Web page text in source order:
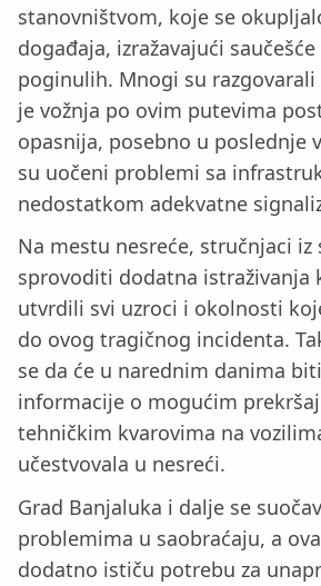
stanovništvom, koje se
događaja, izražavajući
poginulih. Mnogi su
je vožnja po ovim putevima
opasnija, posebno u poslednje
su uočeni problemi sa
nedostatkom adekvatne
Na mestu nesreće, stručnjaci iz
sprovoditi dodatna istraživanja
utvrdili svi uzroci i okolnosti
do ovog tragičnog incidenta.
se da će u narednim danima
informacije o mogućim
tehničkim kvarovima na
učestvovala u nesreći.
Grad Banjaluka i dalje se
problemima u saobraćaju, a
dodatno ističu potrebu za